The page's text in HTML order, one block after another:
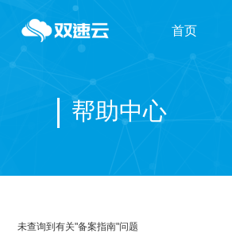
首页
帮助中心
未查询到有关"备案指南"问题